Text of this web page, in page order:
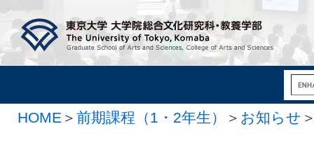
HOME ＞ 前期課程（1・2年生） ＞ お知らせ